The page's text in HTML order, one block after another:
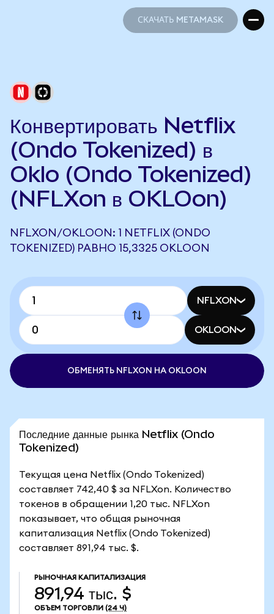
СКАЧАТЬ METAMASK
Конвертировать Netflix
(Ondo Tokenized) в
Oklo (Ondo Tokenized)
(NFLXon в OKLOon)
NFLXON/OKLOON: 1 NETFLIX (ONDO
TOKENIZED) РАВНО 15,3325 OKLOON
NFLXON
OKLOON
ОБМЕНЯТЬ NFLXON НА OKLOON
Последние данные рынка Netflix (Ondo
Tokenized)
Текущая цена Netflix (Ondo Tokenized)
составляет 742,40 $ за NFLXon. Количество
токенов в обращении 1,20 тыс. NFLXon
показывает, что общая рыночная
капитализация Netflix (Ondo Tokenized)
составляет 891,94 тыс. $.
РЫНОЧНАЯ КАПИТАЛИЗАЦИЯ
891,94 тыс. $
ОБЪЕМ ТОРГОВЛИ (24 Ч)